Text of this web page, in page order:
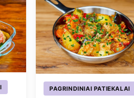
PAGRINDINIAI PATIEKALAI